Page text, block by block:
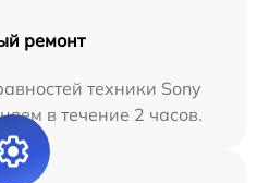
ремонт
техники Sony
в течение 2 часов.